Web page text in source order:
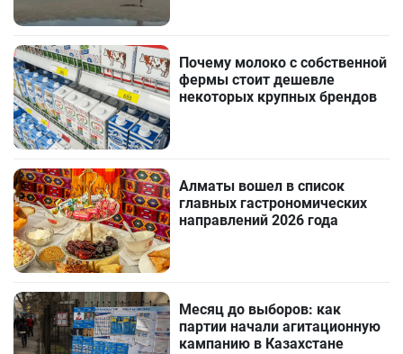
Почему молоко с собственной
фермы стоит дешевле
некоторых крупных брендов
Алматы вошел в список
главных гастрономических
направлений 2026 года
Месяц до выборов: как
партии начали агитационную
кампанию в Казахстане